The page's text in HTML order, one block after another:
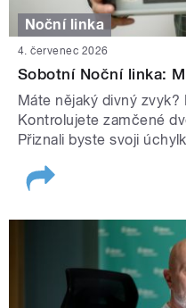
Noční linka
4. červenec 2026
Sobotní Noční linka:
Máte nějaký divný
Kontrolujete zamčené
Přiznali byste svoji